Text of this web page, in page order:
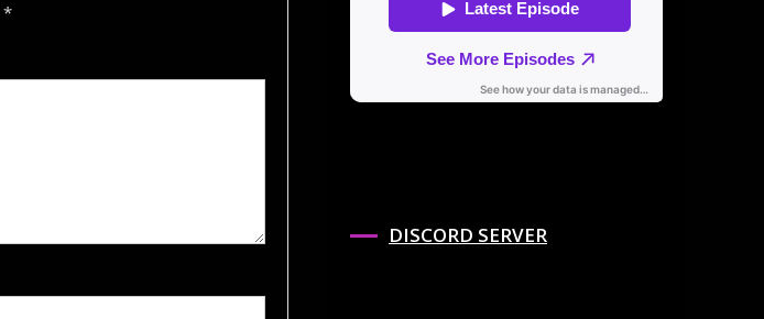
*
DISCORD SERVER